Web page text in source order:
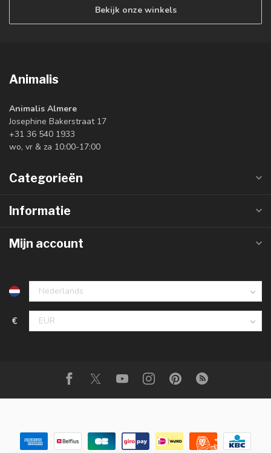
Bekijk onze winkels
Animalis
Animalis Almere
Josephine Bakerstraat 17
+31 36 540 1933
wo, vr & za 10:00-17:00
Categorieën
Informatie
Mijn account
€